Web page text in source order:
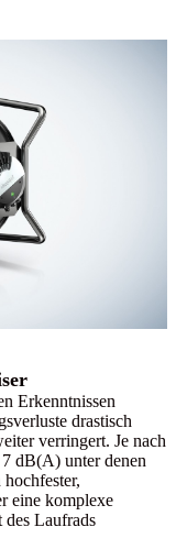
Erkenntnissen
drastisch
verringert. Je nach
dB(A) unter denen
eine komplexe
Laufrads